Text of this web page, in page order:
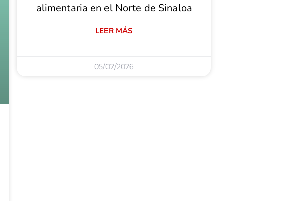
alimentaria en el Norte de Sinaloa
LEER MÁS
05/02/2026